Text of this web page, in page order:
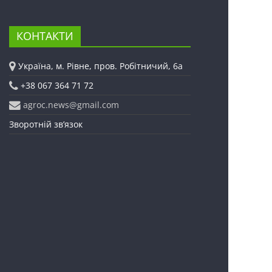
КОНТАКТИ
Україна, м. Рівне, пров. Робітничий, 6а
+38 067 364 71 72
agroc.news@gmail.com
Зворотній зв’язок